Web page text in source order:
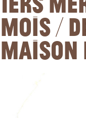
mois /